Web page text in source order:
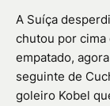
A Suíça
chutou por cima
empatado,
seguinte de
goleiro Kobel